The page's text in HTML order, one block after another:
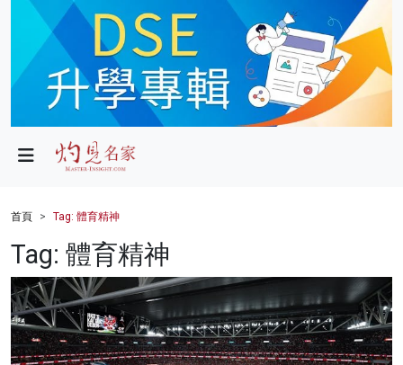
政局
財經
健康
商業
科技
首頁 Tag: 體育精神
Tag: 體育精神